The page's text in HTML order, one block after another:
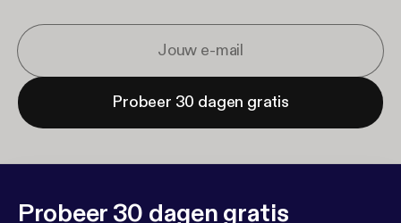
Probeer 30 dagen gratis
Probeer 30 dagen gratis